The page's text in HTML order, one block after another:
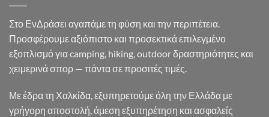
Στο ΕνΔράσει αγαπάμε τη φύση και την περιπέτεια.
Προσφέρουμε αξιόπιστο και προσεκτικά επιλεγμένο
εξοπλισμό για camping, hiking, outdoor δραστηριότητες και
χειμερινά σπορ — πάντα σε προσιτές τιμές.
Με έδρα τη Χαλκίδα, εξυπηρετούμε όλη την Ελλάδα με
γρήγορη αποστολή, άμεση εξυπηρέτηση και ασφαλείς